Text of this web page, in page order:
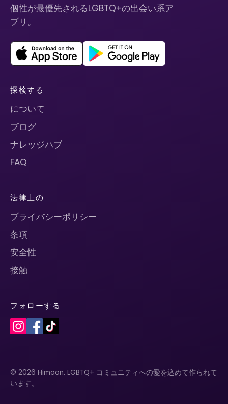
個性が最優先されるLGBTQ+の出会い系ア
プリ。
探検する
について
ブログ
ナレッジハブ
FAQ
法律上の
プライバシーポリシー
条項
安全性
接触
フォローする
© 2026 Himoon. LGBTQ+ コミュニティへの愛を込めて作られて
います。